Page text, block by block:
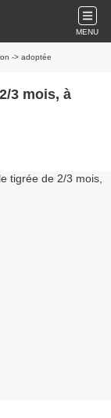
MENU
-> adoptée
3 mois, à